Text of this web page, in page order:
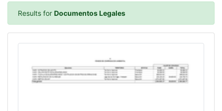
Results for Documentos Legales